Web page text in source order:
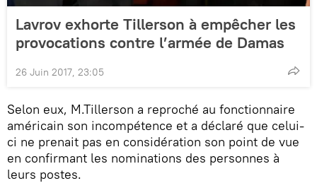
Lavrov exhorte Tillerson à empêcher les
provocations contre l’armée de Damas
26 Juin 2017, 23:05
Selon eux, M.Tillerson a reproché au fonctionnaire
américain son incompétence et a déclaré que celui-
ci ne prenait pas en considération son point de vue
en confirmant les nominations des personnes à
leurs postes.